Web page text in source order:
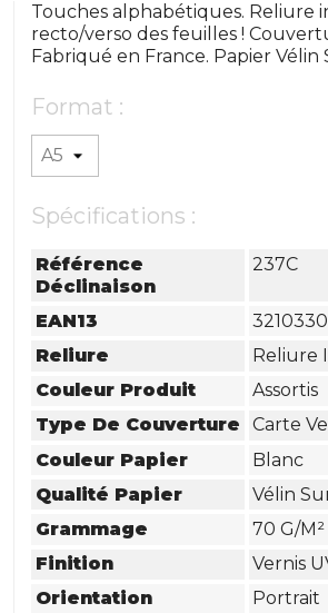
Touches alphabétiques.
recto/verso des feuilles !
Fabriqué en France. Papier Vélin
Format :
Spécifications :
Référence
Déclinaison
237C
EAN13
Reliure
Reliure
Couleur Produit
Assortis
Type De Couverture
Carte
Couleur Papier
Blanc
Qualité Papier
Vélin
Grammage
70 G/m²
Finition
Vernis
Orientation
Portrait